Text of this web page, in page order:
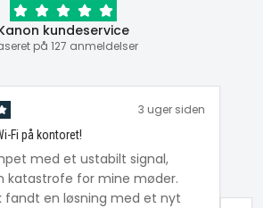
kundeservice
på 127 anmeldelser
3 uger siden
Fi på kontoret!
med et ustabilt signal,
katastrofe for mine møder.
fandt en løsning med et nyt